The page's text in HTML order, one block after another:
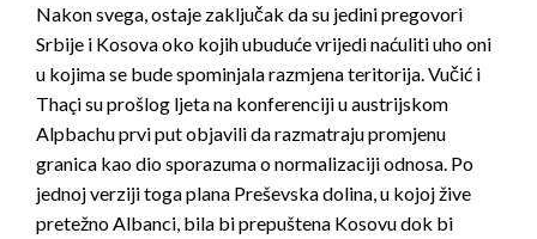
Nakon svega, ostaje zaključak da su jedini pregovori
Srbije i Kosova oko kojih ubuduće vrijedi naćuliti uho oni
u kojima se bude spominjala razmjena teritorija. Vučić i
Thaçi su prošlog ljeta na konferenciji u austrijskom
Alpbachu prvi put objavili da razmatraju promjenu
granica kao dio sporazuma o normalizaciji odnosa. Po
jednoj verziji toga plana Preševska dolina, u kojoj žive
pretežno Albanci, bila bi prepuštena Kosovu dok bi